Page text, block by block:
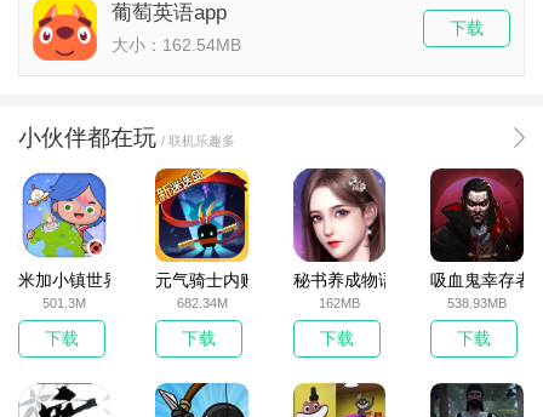
葡萄英语app
大小：162.54MB
下载
小伙伴都在玩 / 联机乐趣多
米加小镇世界2025官方版
501.3M
下载
元气骑士内购破解版
682.34M
下载
秘书养成物语
162MB
下载
吸血鬼幸存者
538.93MB
下载